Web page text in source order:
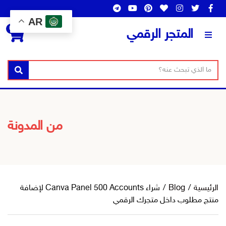
المتجر الرقمي
س
ف
ص
ا
بحث
0
من المدونة
الرئيسية /
Blog
/
شراء Canva Panel 500 Accounts لإضافة
منتج مطلوب داخل متجرك الرقمي
AR